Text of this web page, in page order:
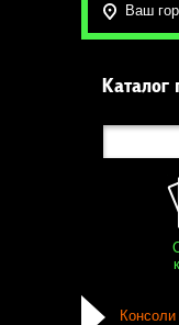
Ваш
Каталог